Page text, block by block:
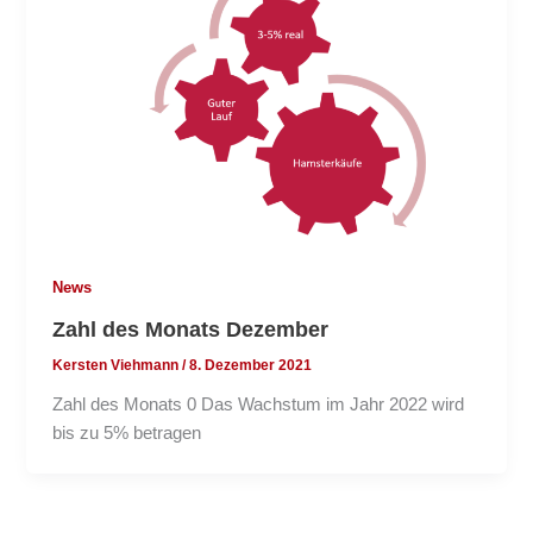
News
Zahl des Monats Dezember
Kersten Viehmann/8. Dezember 2021
Zahl des Monats 0 Das Wachstum im Jahr 2022 wird
bis zu 5% betragen